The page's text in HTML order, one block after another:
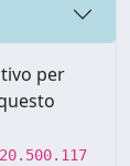
per